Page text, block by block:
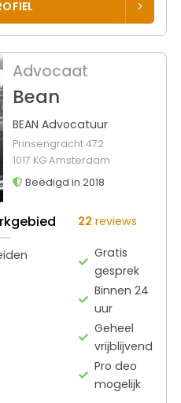
Advocaat
Bean
BEAN Advocatuur
Prinsengracht 472
1017 KG Amsterdam
Beëdigd in 2018
22 reviews
Gratis
gesprek
Binnen 24
uur
Geheel
vrijblijvend
Pro deo
mogelijk